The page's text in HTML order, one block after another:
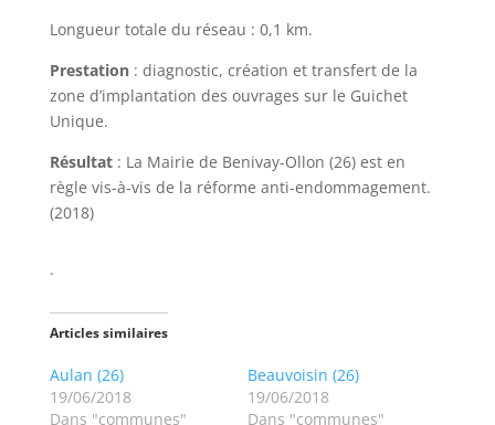
Longueur totale du réseau : 0,1 km.
Prestation: diagnostic, création et transfert de la
zone d’implantation des ouvrages sur le Guichet
Unique.
Résultat: La Mairie de Benivay-Ollon (26) est en
règle vis-à-vis de la réforme anti-endommagement.
(2018)
.
Articles similaires
Aulan (26)
19/06/2018
Dans "communes"
Beauvoisin (26)
19/06/2018
Dans "communes"